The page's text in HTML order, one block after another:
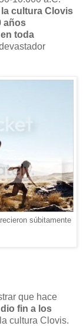
la cultura Clovis
años
toda
súbitamente
que hace
fin a los
cultura Clovis.